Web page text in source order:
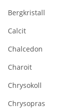
Bergkristall
Calcit
Chalcedon
Charoit
Chrysokoll
Chrysopras